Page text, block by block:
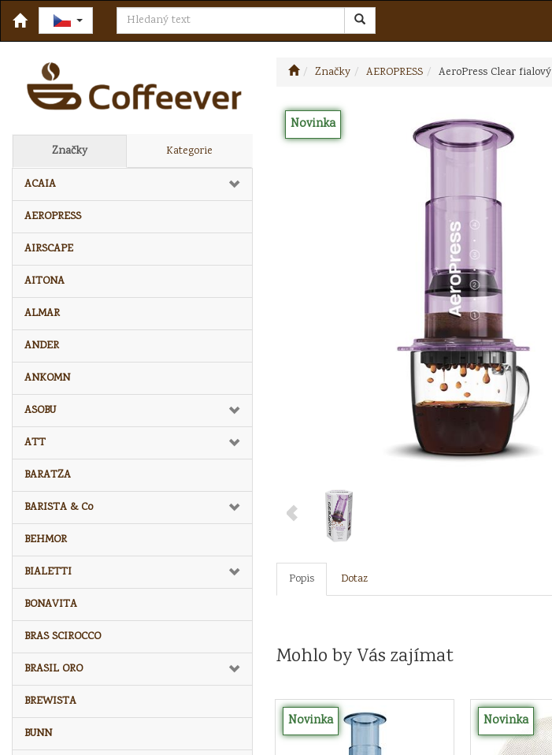
Značky Kategorie
ACAIA
AEROPRESS
AIRSCAPE
AITONA
ALMAR
ANDER
ANKOMN
ASOBU
ATT
BARATZA
BARISTA & Co
BEHMOR
BIALETTI
BONAVITA
BRAS SCIROCCO
BRASIL ORO
BREWISTA
BUNN
Značky AEROPRESS AeroPress Clear fialový
Novinka
Popis Dotaz
Mohlo by Vás zajímat
Novinka Novinka